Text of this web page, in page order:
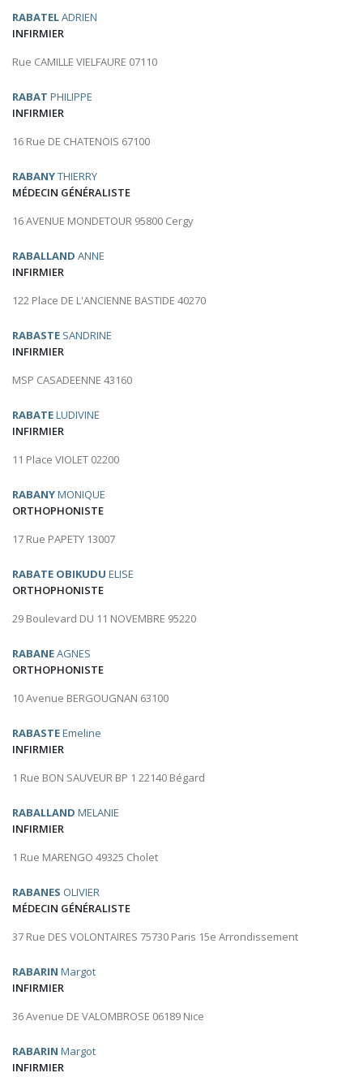
RABATELADRIEN
INFIRMIER
Rue CAMILLE VIELFAURE 07110
RABAT PHILIPPE
INFIRMIER
16 Rue DE CHATENOIS 67100
RABANYTHIERRY
MÉDECIN GÉNÉRALISTE
16 AVENUE MONDETOUR 95800 Cergy
RABALLAND ANNE
INFIRMIER
122 Place DE L'ANCIENNE BASTIDE 40270
RABASTE SANDRINE
INFIRMIER
MSP CASADEENNE 43160
RABATELUDIVINE
INFIRMIER
11 Place VIOLET 02200
RABANYMONIQUE
ORTHOPHONISTE
17 Rue PAPETY 13007
RABATE OBIKUDU ELISE
ORTHOPHONISTE
29 Boulevard DU 11 NOVEMBRE 95220
RABANEAGNES
ORTHOPHONISTE
10 Avenue BERGOUGNAN 63100
RABASTEEmeline
INFIRMIER
1 Rue BON SAUVEUR BP 1 22140 Bégard
RABALLAND MELANIE
INFIRMIER
1 Rue MARENGO 49325 Cholet
RABANES OLIVIER
MÉDECIN GÉNÉRALISTE
37 Rue DES VOLONTAIRES 75730 Paris 15e Arrondissement
RABARIN Margot
INFIRMIER
36 Avenue DE VALOMBROSE 06189 Nice
RABARIN Margot
INFIRMIER